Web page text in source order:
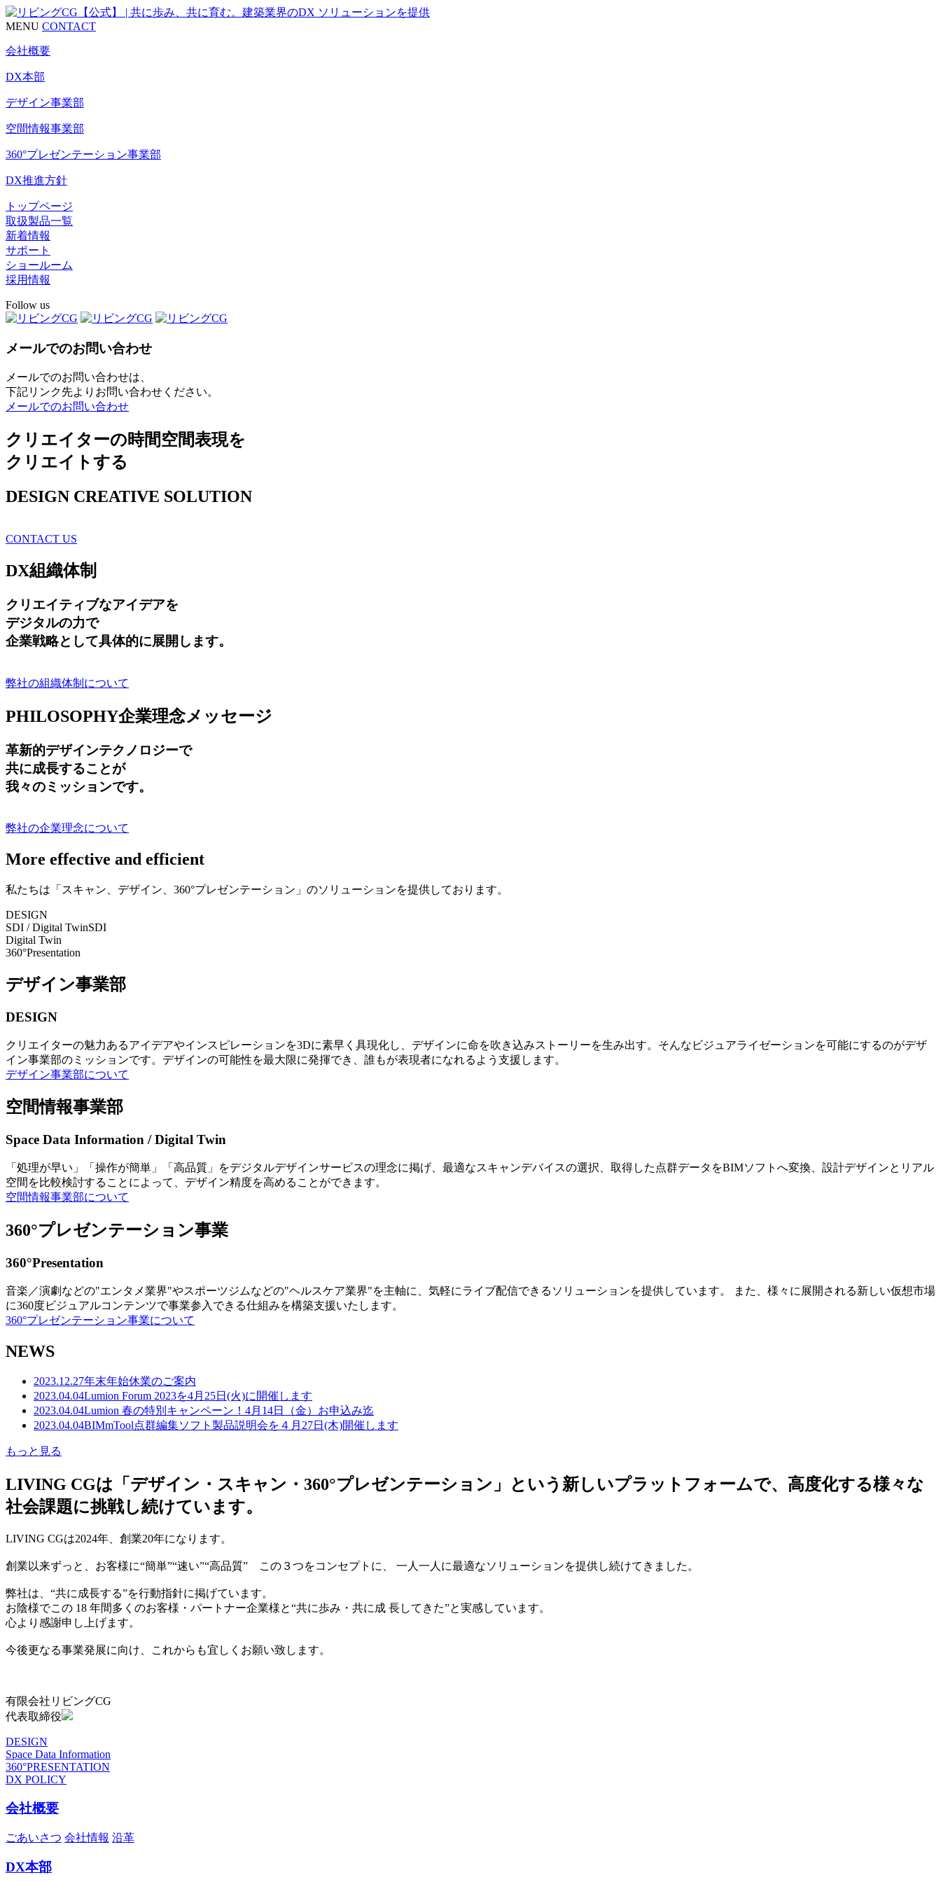
MENU CONTACT
会社概要
DX本部
デザイン事業部
空間情報事業部
360°プレゼンテーション事業部
DX推進方針
トップページ
取扱製品一覧
新着情報
サポート
ショールーム
採用情報
Follow us
メールでのお問い合わせ
メールでのお問い合わせは、
下記リンク先よりお問い合わせください。
メールでのお問い合わせ
クリエイターの時間空間表現を
クリエイトする
DESIGN CREATIVE SOLUTION
CONTACT US
DX組織体制
クリエイティブなアイデアを
デジタルの力で
企業戦略として具体的に展開します。
弊社の組織体制について
PHILOSOPHY企業理念メッセージ
革新的デザインテクノロジーで
共に成長することが
我々のミッションです。
弊社の企業理念について
More effective and efficient
私たちは「スキャン、デザイン、360°プレゼンテーション」のソリューションを提供しております。
DESIGN
SDI / Digital TwinSDI
Digital Twin
360°Presentation
デザイン事業部
DESIGN
クリエイターの魅力あるアイデアやインスピレーションを3Dに素早く具現化し、デザインに命を吹き込みストーリーを生み出す。そんなビジュアライゼーションを可能にするのがデザ
イン事業部のミッションです。デザインの可能性を最大限に発揮でき、誰もが表現者になれるよう支援します。
デザイン事業部について
空間情報事業部
Space Data Information / Digital Twin
「処理が早い」「操作が簡単」「高品質」をデジタルデザインサービスの理念に掲げ、最適なスキャンデバイスの選択、取得した点群データをBIMソフトへ変換、設計デザインとリアル
空間を比較検討することによって、デザイン精度を高めることができます。
空間情報事業部について
360°プレゼンテーション事業
360°Presentation
音楽／演劇などの"エンタメ業界"やスポーツジムなどの"ヘルスケア業界"を主軸に、気軽にライブ配信できるソリューションを提供しています。 また、様々に展開される新しい仮想市場
に360度ビジュアルコンテンツで事業参入できる仕組みを構築支援いたします。
360°プレゼンテーション事業について
NEWS
2023.12.27年末年始休業のご案内
2023.04.04Lumion Forum 2023を4月25日(火)に開催します
2023.04.04Lumion 春の特別キャンペーン！4月14日（金）お申込み迄
2023.04.04BIMmTool点群編集ソフト製品説明会を４月27日(木)開催します
もっと見る
LIVING CGは「デザイン・スキャン・360°プレゼンテーション」という新しいプラットフォームで、高度化する様々な
社会課題に挑戦し続けています。
LIVING CGは2024年、創業20年になります。
創業以来ずっと、お客様に“簡単”“速い”“高品質” この３つをコンセプトに、 一人一人に最適なソリューションを提供し続けてきました。
弊社は、“共に成長する”を行動指針に掲げています。
お陰様でこの 18 年間多くのお客様・パートナー企業様と“共に歩み・共に成 長してきた”と実感しています。
心より感謝申し上げます。
今後更なる事業発展に向け、これからも宜しくお願い致します。
有限会社リビングCG
代表取締役
DESIGN
Space Data Information
360°PRESENTATION
DX POLICY
会社概要
ごあいさつ 会社情報 沿革
DX本部